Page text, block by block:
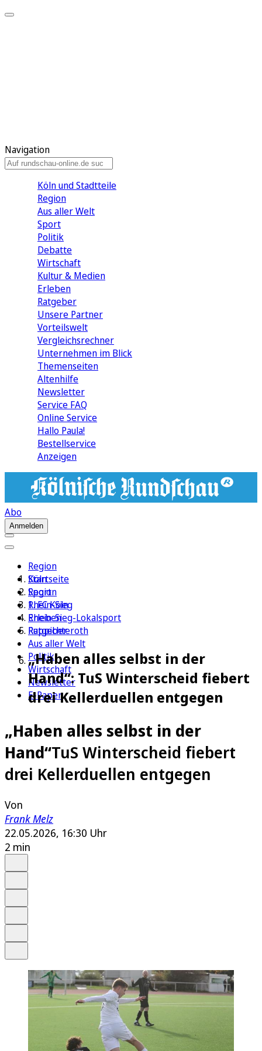
Navigation
Köln und Stadtteile
Region
Aus aller Welt
Sport
Politik
Debatte
Wirtschaft
Kultur & Medien
Erleben
Ratgeber
Unsere Partner
Vorteilswelt
Vergleichsrechner
Unternehmen im Blick
Themenseiten
Altenhilfe
Newsletter
Service FAQ
Online Service
Hallo Paula!
Bestellservice
Anzeigen
Abo
Anmelden
Region
Köln
Sport
1. FC Köln
Erleben
Ratgeber
Aus aller Welt
Politik
Wirtschaft
Newsletter
E-Paper
Startseite
Region
Rhein-Sieg
Rhein-Sieg-Lokalsport
Ruppichteroth
„Haben alles selbst in der
Hand“: TuS Winterscheid fiebert
drei Kellerduellen entgegen
„Haben alles selbst in der
Hand“TuS Winterscheid fiebert
drei Kellerduellen entgegen
Von
Frank Melz
22.05.2026, 16:30 Uhr
2 min